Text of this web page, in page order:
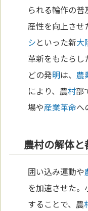
られる輪作の普
産性を向上させ
シといった新大
革新をもたらし
どの発明は、 農
により、農村部
場や産業革命へ
農村の解体
囲い込み運動や
を加速させた
することで、農